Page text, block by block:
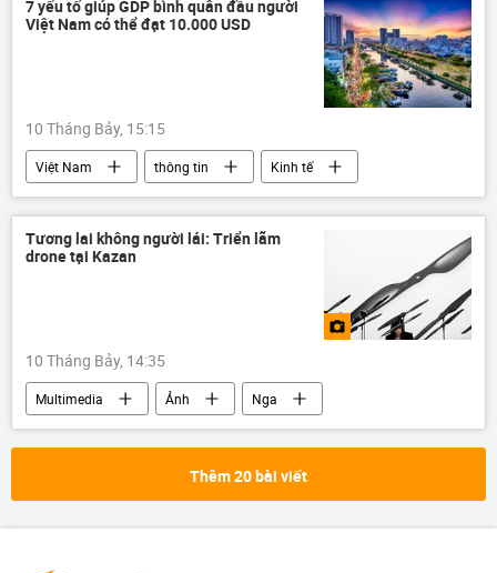
Ukraina
xung đột quân sự
khủng hoảng
7 yếu tố giúp GDP bình quân đầu người
Việt Nam có thể đạt 10.000 USD
10 Tháng Bảy, 15:15
Việt Nam thông tin
Kinh tế
GDP
IMF Châu Á
Tương lai không người lái: Triển lãm
drone tại Kazan
10 Tháng Bảy, 14:35
Multimedia Ảnh Nga
Thêm 20 bài viết